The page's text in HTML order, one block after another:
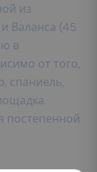
из
Валанса (45
в
от того,
спаниель,
постепенной